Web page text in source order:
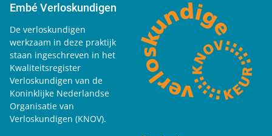
Embé Verloskundigen
De verloskundigen
werkzaam in deze praktijk
staan ingeschreven in het
Kwaliteitsregister
Verloskundigen van de
Koninklijke Nederlandse
Organisatie van
Verloskundigen (KNOV).